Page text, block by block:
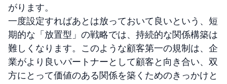
がります。
一度設定すればあとは放っておいて良いという、短
期的な「放置型」の戦略では、持続的な関係構築は
難しくなります。このような顧客第一の規制は、企
業がより良いパートナーとして顧客と向き合い、双
方にとって価値のある関係を築くためのきっかけと